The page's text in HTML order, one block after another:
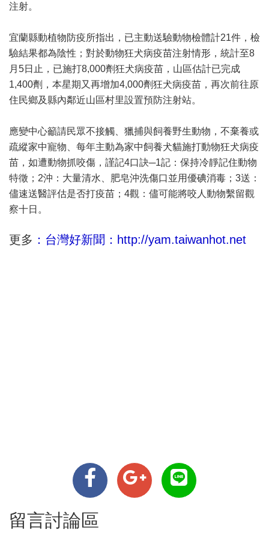
注射。
宜蘭縣動植物防疫所指出，已主動送驗動物檢體計21件，檢
驗結果都為陰性；對於動物狂犬病疫苗注射情形，統計至8
月5日止，已施打8,000劑狂犬病疫苗，山區估計已完成
1,400劑，本星期又再增加4,000劑狂犬病疫苗，再次前往原
住民鄉及縣內鄰近山區村里設置預防注射站。
應變中心籲請民眾不接觸、獵捕與飼養野生動物，不棄養或
疏縱家中寵物、每年主動為家中飼養犬貓施打動物狂犬病疫
苗，如遭動物抓咬傷，謹記4口訣─1記：保持冷靜記住動物
特徵；2沖：大量清水、肥皂沖洗傷口並用優碘消毒；3送：
儘速送醫評估是否打疫苗；4觀：儘可能將咬人動物繫留觀
察十日。
更多 ：台灣好新聞：http://yam.taiwanhot.net
留言討論區